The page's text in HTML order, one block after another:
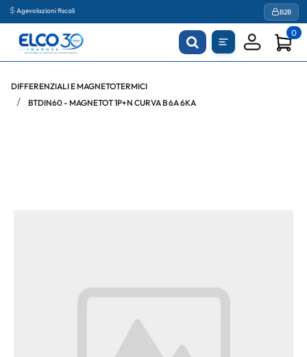
Agevolazioni fiscali B2B
0
DIFFERENZIALI E MAGNETOTERMICI
BTDIN60 - MAGNETOT 1P+N CURVA B 6A 6KA